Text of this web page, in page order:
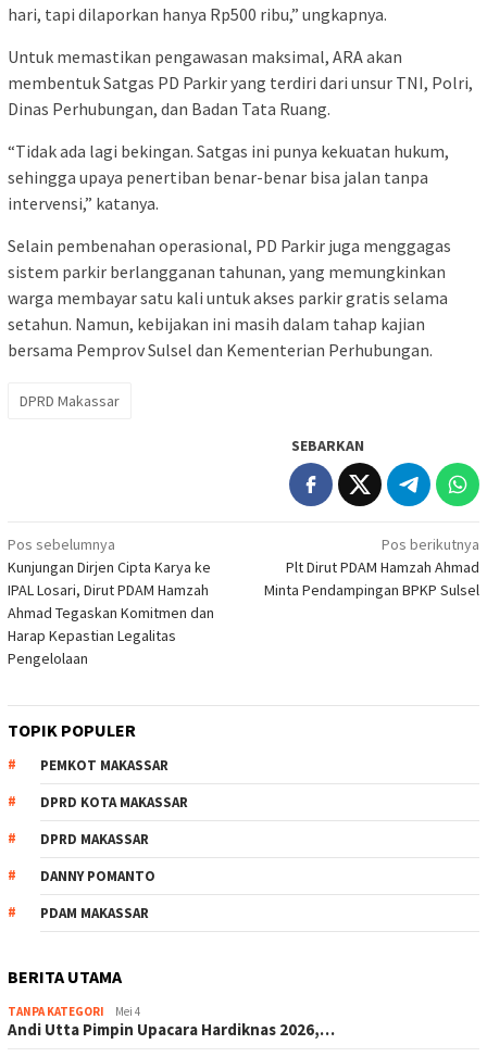
hari, tapi dilaporkan hanya Rp500 ribu,” ungkapnya.
Untuk memastikan pengawasan maksimal, ARA akan
membentuk Satgas PD Parkir yang terdiri dari unsur TNI, Polri,
Dinas Perhubungan, dan Badan Tata Ruang.
“Tidak ada lagi bekingan. Satgas ini punya kekuatan hukum,
sehingga upaya penertiban benar-benar bisa jalan tanpa
intervensi,” katanya.
Selain pembenahan operasional, PD Parkir juga menggagas
sistem parkir berlangganan tahunan, yang memungkinkan
warga membayar satu kali untuk akses parkir gratis selama
setahun. Namun, kebijakan ini masih dalam tahap kajian
bersama Pemprov Sulsel dan Kementerian Perhubungan.
DPRD Makassar
SEBARKAN
Navigasi
pos
Pos sebelumnya
Kunjungan Dirjen Cipta Karya ke
IPAL Losari, Dirut PDAM Hamzah
Ahmad Tegaskan Komitmen dan
Harap Kepastian Legalitas
Pengelolaan
Pos berikutnya
Plt Dirut PDAM Hamzah Ahmad
Minta Pendampingan BPKP Sulsel
TOPIK POPULER
PEMKOT MAKASSAR
DPRD KOTA MAKASSAR
DPRD MAKASSAR
DANNY POMANTO
PDAM MAKASSAR
BERITA UTAMA
TANPA KATEGORI Mei 4
Andi Utta Pimpin Upacara Hardiknas 2026,…